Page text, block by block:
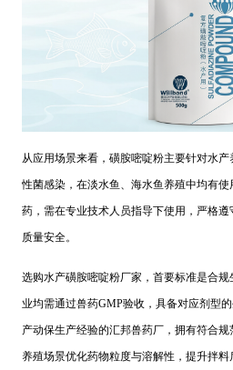
从应用场景来看，磺胺嘧啶粉主要针对水
性菌感染，在淡水鱼、海水鱼养殖中均有
药，需在专业技术人员指导下使用，严格
质量安全。
选购水产磺胺嘧啶粉厂家，首要标准是合
业均需通过兽药GMP验收，具备对应剂型
产动保生产经验的汇邦兽药厂，拥有符合
养殖场景优化药物粒度与溶解性，提升拌